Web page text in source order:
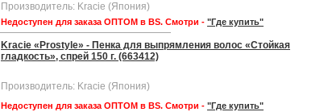
Производитель: Kracie (Япония)
Недоступен для заказа ОПТОМ в BS. Смотри - "Где купить"
Kracie «Prostyle» - Пенка для выпрямления волос «Стойкая
гладкость», спрей 150 г. (663412)
Производитель: Kracie (Япония)
Недоступен для заказа ОПТОМ в BS. Смотри - "Где купить"